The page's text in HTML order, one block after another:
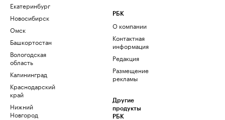
Екатеринбург
Новосибирск
Омск
Башкортостан
Вологодская
область
Калининград
Краснодарский
край
Нижний
Новгород
РБК
О компании
Контактная
информация
Редакция
Размещение
рекламы
Другие
продукты
РБК